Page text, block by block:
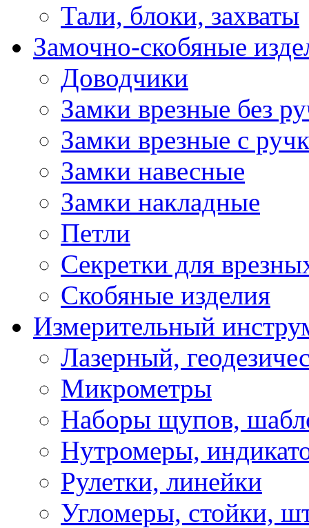
Тали, блоки, захваты
Замочно-скобяные
Доводчики
Замки врезные без
Замки врезные с
Замки навесные
Замки накладные
Петли
Секретки для
Скобяные изделия
Измерительный
Лазерный,
Микрометры
Наборы щупов,
Нутромеры,
Рулетки, линейки
Угломеры, стойки,